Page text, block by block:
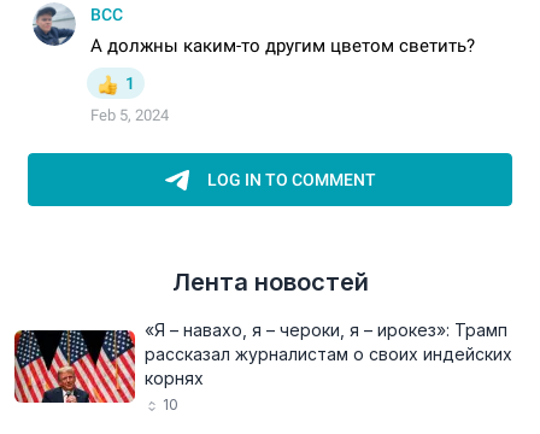
Лента новостей
«Я – навахо, я – чероки, я – ирокез»: Трамп
рассказал журналистам о своих индейских
корнях
10